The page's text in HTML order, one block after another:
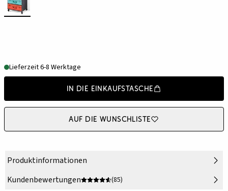
Lieferzeit 6-8 Werktage
In die Einkaufstasche
Auf die Wunschliste
Produktinformationen
Kundenbewertungen
(85)